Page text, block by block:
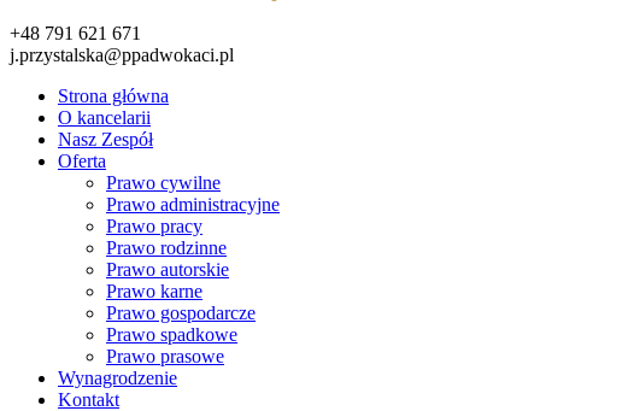
+48 791 621 671
j.przystalska@ppadwokaci.pl
Strona główna
O kancelarii
Nasz Zespół
Oferta
Prawo cywilne
Prawo administracyjne
Prawo pracy
Prawo rodzinne
Prawo autorskie
Prawo karne
Prawo gospodarcze
Prawo spadkowe
Prawo prasowe
Wynagrodzenie
Kontakt